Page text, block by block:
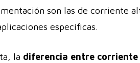
son las de corriente
específicas.
la diferencia entre